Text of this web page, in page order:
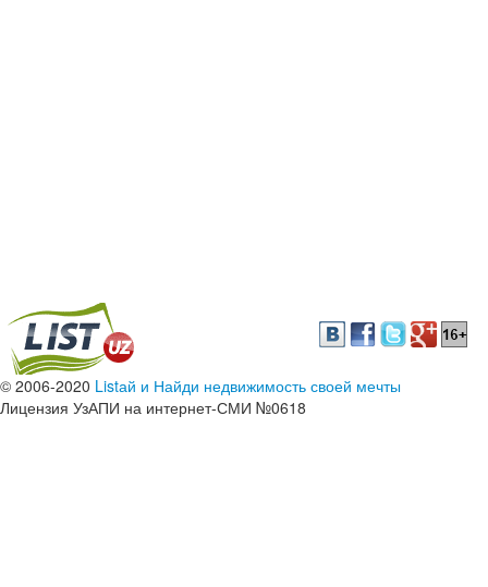
© 2006-2020 Listай и Найди недвижимость своей мечты
Лицензия УзАПИ на интернет-СМИ №0618